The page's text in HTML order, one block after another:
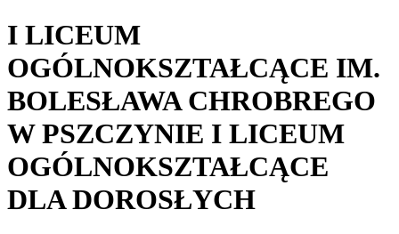
I LICEUM
OGÓLNOKSZTAŁCĄCE IM.
BOLESŁAWA CHROBREGO
W PSZCZYNIE I LICEUM
OGÓLNOKSZTAŁCĄCE
DLA DOROSŁYCH